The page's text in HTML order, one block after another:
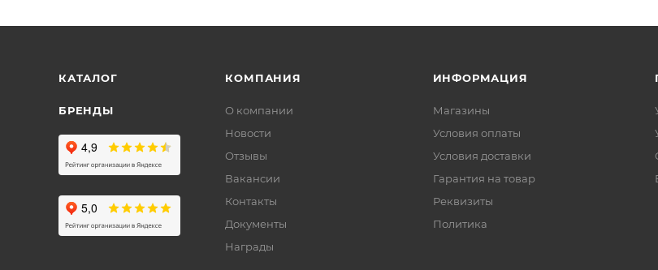
КАТАЛОГ
БРЕНДЫ
КОМПАНИЯ
О компании
Новости
Отзывы
Вакансии
Контакты
Документы
Награды
ИНФОРМАЦИЯ
Магазины
Условия оплаты
Условия доставки
Гарантия на товар
Реквизиты
Политика